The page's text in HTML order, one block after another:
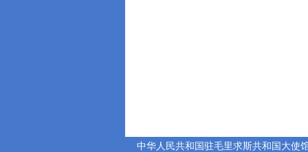
中华人民共和国驻毛里求斯共和国大使